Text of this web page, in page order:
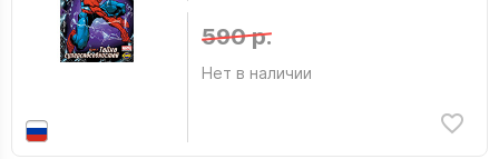
590 р.
Нет в наличии